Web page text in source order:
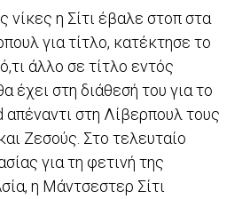
νίκες η Σίτι έβαλε στοπ στα
για τίτλο, κατέκτησε το
άλλο σε τίτλο εντός
έχει στη διάθεσή του για το
στη Λίβερπουλ τους
Ζεσούς. Στο τελευταίο
για τη φετινή της
η Μάντσεστερ Σίτι